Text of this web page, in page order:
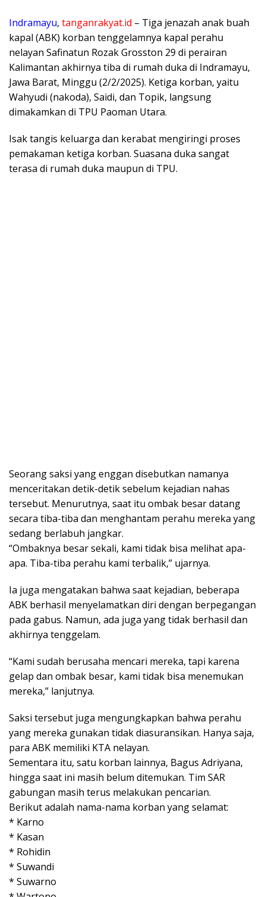
Indramayu, tanganrakyat.id – Tiga jenazah anak buah
kapal (ABK) korban tenggelamnya kapal perahu
nelayan Safinatun Rozak Grosston 29 di perairan
Kalimantan akhirnya tiba di rumah duka di Indramayu,
Jawa Barat, Minggu (2/2/2025). Ketiga korban, yaitu
Wahyudi (nakoda), Saidi, dan Topik, langsung
dimakamkan di TPU Paoman Utara.
Isak tangis keluarga dan kerabat mengiringi proses
pemakaman ketiga korban. Suasana duka sangat
terasa di rumah duka maupun di TPU.
Seorang saksi yang enggan disebutkan namanya
menceritakan detik-detik sebelum kejadian nahas
tersebut. Menurutnya, saat itu ombak besar datang
secara tiba-tiba dan menghantam perahu mereka yang
sedang berlabuh jangkar.
“Ombaknya besar sekali, kami tidak bisa melihat apa-
apa. Tiba-tiba perahu kami terbalik,” ujarnya.
Ia juga mengatakan bahwa saat kejadian, beberapa
ABK berhasil menyelamatkan diri dengan berpegangan
pada gabus. Namun, ada juga yang tidak berhasil dan
akhirnya tenggelam.
“Kami sudah berusaha mencari mereka, tapi karena
gelap dan ombak besar, kami tidak bisa menemukan
mereka,” lanjutnya.
Saksi tersebut juga mengungkapkan bahwa perahu
yang mereka gunakan tidak diasuransikan. Hanya saja,
para ABK memiliki KTA nelayan.
Sementara itu, satu korban lainnya, Bagus Adriyana,
hingga saat ini masih belum ditemukan. Tim SAR
gabungan masih terus melakukan pencarian.
Berikut adalah nama-nama korban yang selamat:
* Karno
* Kasan
* Rohidin
* Suwandi
* Suwarno